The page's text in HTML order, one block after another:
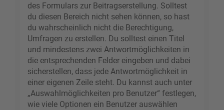
des Formulars zur Beitragserstellung. Solltest
du diesen Bereich nicht sehen können, so hast
du wahrscheinlich nicht die Berechtigung,
Umfragen zu erstellen. Du solltest einen Titel
und mindestens zwei Antwortmöglichkeiten in
die entsprechenden Felder eingeben und dabei
sicherstellen, dass jede Antwortmöglichkeit in
einer eigenen Zeile steht. Du kannst auch unter
„Auswahlmöglichkeiten pro Benutzer“ festlegen,
wie viele Optionen ein Benutzer auswählen